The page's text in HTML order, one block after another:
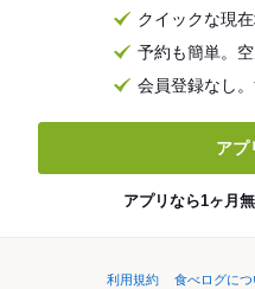
クイックな現
予約も簡単。
会員登録なし
アプ
アプリなら1ヶ月
利用規約 食べログにつ